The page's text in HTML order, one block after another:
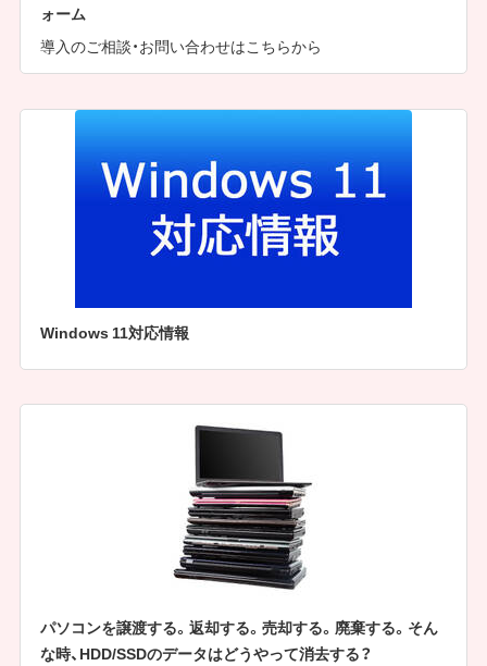
ォーム
導入のご相談・お問い合わせはこちらから
Windows 11対応情報
パソコンを譲渡する。返却する。売却する。廃棄する。そん
な時、HDD/SSDのデータはどうやって消去する？